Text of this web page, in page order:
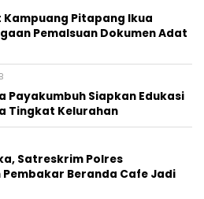
Pitapang Ikua
Pemalsuan Dokumen Adat
Payakumbuh Siapkan Edukasi
Tingkat Kelurahan
Satreskrim Polres
Beranda Cafe Jadi